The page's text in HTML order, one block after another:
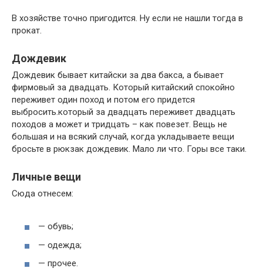
В хозяйстве точно пригодится. Ну если не нашли тогда в
прокат.
Дождевик
Дождевик бывает китайски за два бакса, а бывает
фирмовый за двадцать. Который китайский спокойно
переживет один поход и потом его придется
выбросить.который за двадцать переживет двадцать
походов а может и тридцать – как повезет. Вещь не
большая и на всякий случай, когда укладываете вещи
бросьте в рюкзак дождевик. Мало ли что. Горы все таки.
Личные вещи
Сюда отнесем:
— обувь;
— одежда;
— прочее.